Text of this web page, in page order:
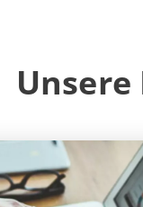
Unsere